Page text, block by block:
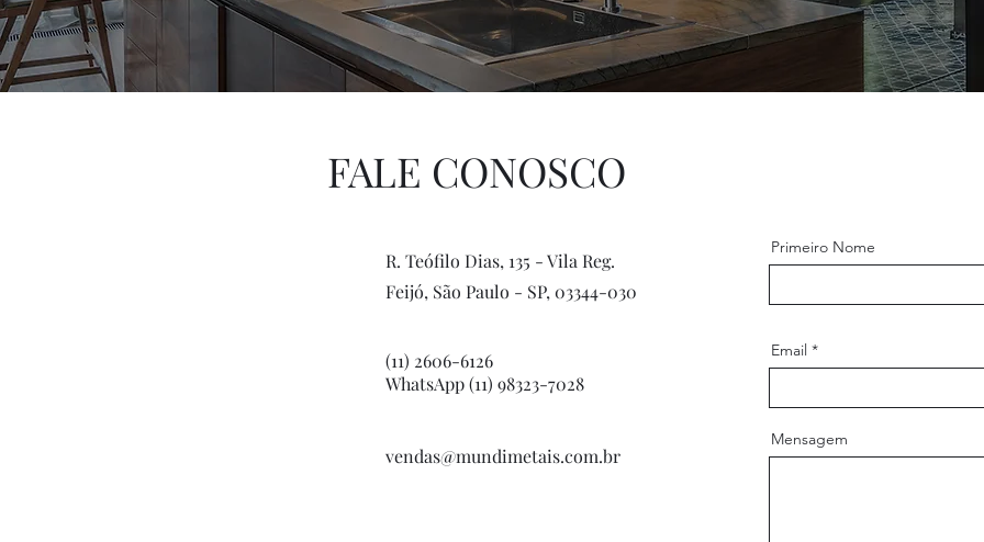
FALE CONOSCO
R. Teófilo Dias, 135 - Vila Reg.
Feijó, São Paulo - SP, 03344-030
(11) 2606-6126
WhatsApp (11) 98323-7028
vendas@mundimetais.com.br
Primeiro Nome
Email
Mensagem